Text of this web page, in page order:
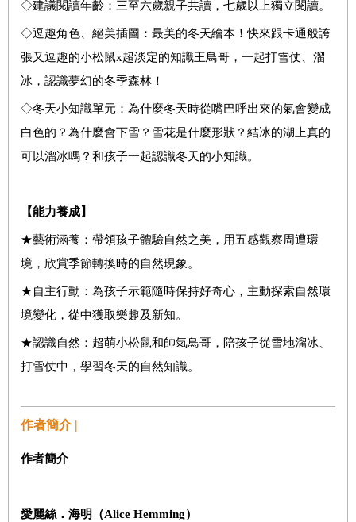
◇建議閱讀年齡：三至六歲親子共讀，七歲以上獨立閱讀。
◇逗趣角色、絕美插圖：最美的冬天繪本！快來跟卡通般誇
張又逗趣的小松鼠x超淡定的知識王鳥哥，一起打雪仗、溜
冰，認識夢幻的冬季森林！
◇冬天小知識單元：為什麼冬天時從嘴巴呼出來的氣會變成
白色的？為什麼會下雪？雪花是什麼形狀？結冰的湖上真的
可以溜冰嗎？和孩子一起認識冬天的小知識。
【能力養成】
★藝術涵養：帶領孩子體驗自然之美，用五感觀察周遭環
境，欣賞季節轉換時的自然現象。
★自主行動：為孩子示範隨時保持好奇心，主動探索自然環
境變化，從中獲取樂趣及新知。
★認識自然：超萌小松鼠和帥氣鳥哥，陪孩子從雪地溜冰、
打雪仗中，學習冬天的自然知識。
作者簡介 |
作者簡介
愛麗絲．海明（Alice Hemming）